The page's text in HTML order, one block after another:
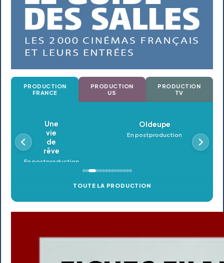
PRODUCTION
FRANCE
PRODUCTION
US
PRODUCTION
TV
En postproduction
TOUTE LA PRODUCTION